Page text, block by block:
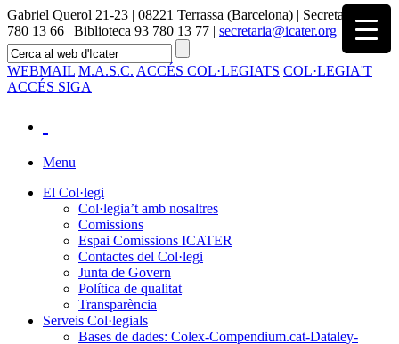
Gabriel Querol 21-23 | 08221 Terrassa (Barcelona) | Secretaria 93
780 13 66 | Biblioteca 93 780 13 77 | secretaria@icater.org
WEBMAIL M.A.S.C. ACCÉS COL·LEGIATS COL·LEGIA'T
ACCÉS SIGA
Menu
El Col·legi
Col·legia’t amb nosaltres
Comissions
Espai Comissions ICATER
Contactes del Col·legi
Junta de Govern
Política de qualitat
Transparència
Serveis Col·legials
Bases de dades: Colex-Compendium.cat-Dataley-